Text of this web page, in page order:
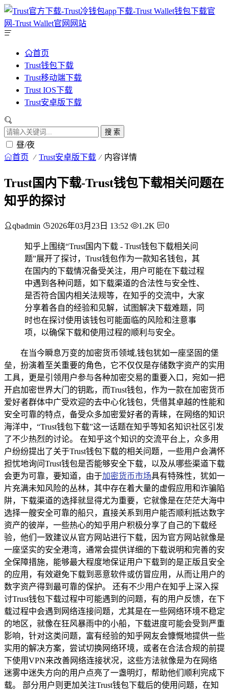
首页
Trust钱包下载
Trust移动端下载
Trust IOS下载
Trust安卓版下载
搜 索
昼/夜
首页 Trust安卓版下载 内容详情
Trust国内下载-Trust钱包下载相关问题在
知乎的探讨
qbadmin 2026年03月23日 13:52 1.2K 0
知乎上围绕“Trust国内下载 - Trust钱包下载相关问
题”展开了探讨，Trust钱包作为一款知名钱包，其
在国内的下载情况备受关注，用户可能在下载过程
中遇到各种问题，如下载渠道的合法性与安全性、
是否符合国内相关法规等，在知乎的交流中，大家
分享着各自的经验和见解，试图解决下载难题，同
时也在探讨使用该钱包可能面临的风险和注意事
项，以确保下载和使用过程的顺利与安全。
在当今瞬息万变的加密货币领域,钱包犹如一座坚固的堡
垒，扮演着至关重要的角色，它不仅仅是存储数字资产的实用
工具，更是引领用户参与各种加密交易的重要入口，宛如一把
开启加密世界大门的钥匙，而Trust钱包，作为一款在加密货币
爱好者群体中广受欢迎的去中心化钱包，凭借其卓越的性能和
安全可靠的特点，备受众多加密爱好者的青睐，在网络的知识
海洋中，“Trust钱包下载”这一话题在知乎等知名知识社区引发
了不少热烈的讨论。 在知乎这个知识的交流平台上，众多用
户纷纷提出了关于Trust钱包下载的相关问题，一些用户会满怀
担忧地询问Trust钱包是否能够安全下载，以及从哪些渠道下载
会更为可靠，要知道，由于加密货币市场具有特殊性，犹如一
片充满未知风险的丛林，其中存在着大量的虚假应用和诈骗陷
阱，下载渠道的选择就显得尤为重要，它就像是在茫茫大海中
选择一艘安全可靠的船只，直接关系到用户能否顺利抵达数字
资产的彼岸，一些热心的知乎用户积极分享了自己的下载经
验，他们一致建议从官方网站进行下载，因为官方网站就像是
一座坚实的安全港湾，通常会提供详细的下载说明和完善的安
全保障措施，能够最大程度地保证用户下载到的是正版且安全
的应用，有效避免下载到恶意软件或仿冒应用，从而让用户的
数字资产得到最可靠的保护。 还有不少用户在知乎上深入探
讨Trust钱包下载过程中可能遇到的问题，有的用户反馈，在下
载过程中会遇到网络连接问题，尤其是在一些网络环境不稳定
的地区，就像在狂风暴雨中的小船，下载进度可能会受到严重
影响，针对这类问题，富有经验的知乎网友会慷慨地提供一些
实用的解决方案，尝试切换网络环境，或者在合法合规的前提
下使用VPN来改善网络连接状况，这些方法就像是为在网络
迷雾中迷失方向的用户点亮了一盏明灯，帮助他们顺利完成下
载。 部分用户则更加关注Trust钱包下载后的使用问题，在知